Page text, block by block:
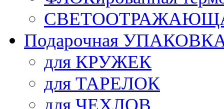
Подарочная
для КРУЖЕК
для ТАРЕЛОК
для ЧЕХЛОВ